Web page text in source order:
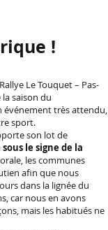
!
Le Touquet – Pas-
saison du
événement très attendu,
sport.
son lot de
le signe de la
les communes
afin que nous
dans la lignée du
car nous en avons
mais les habitués ne